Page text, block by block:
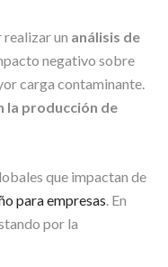
realizar un análisis de
negativo sobre
carga contaminante.
la producción de
que impactan de
para empresas . En
por la